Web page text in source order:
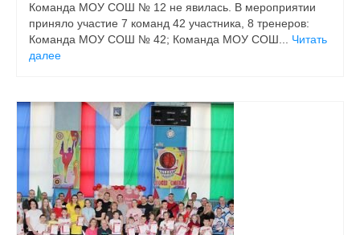
Команда МОУ СОШ № 12 не явилась. В мероприятии
приняло участие 7 команд 42 участника, 8 тренеров:
Команда МОУ СОШ № 42; Команда МОУ СОШ... Читать
далее